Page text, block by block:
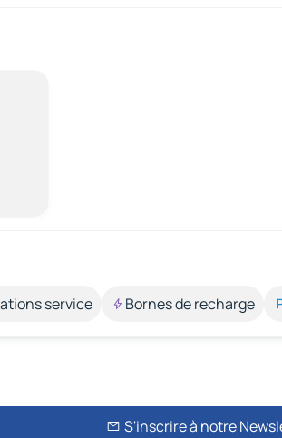
service Bornes de recharge
S'inscrire à notre